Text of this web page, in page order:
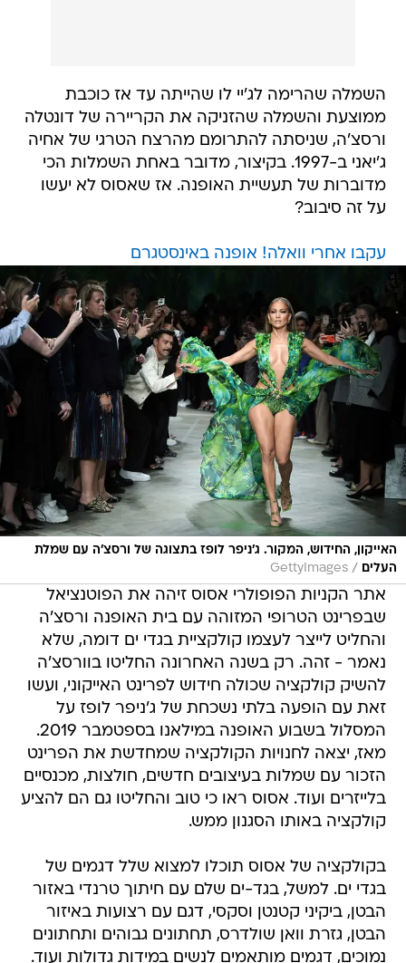
השמלה שהרימה לג'יי לו שהייתה עד אז כוכבת
ממוצעת והשמלה שהזניקה את הקריירה של דונטלה
ורסצ'ה, שניסתה להתרומם מהרצח הטרגי של אחיה
ג'יאני ב-1997. בקיצור, מדובר באחת השמלות הכי
מדוברות של תעשיית האופנה. אז שאסוס לא יעשו
על זה סיבוב?
עקבו אחרי וואלה! אופנה באינסטגרם
האייקון, החידוש, המקור. ג'ניפר לופז בתצוגה של ורסצ'ה עם שמלת
העלים
/
GettyImages
אתר הקניות הפופולרי אסוס זיהה את הפוטנציאל
שבפרינט הטרופי המזוהה עם בית האופנה ורסצ'ה
והחליט לייצר לעצמו קולקציית בגדי ים דומה, שלא
נאמר - זהה. רק בשנה האחרונה החליטו בוורסצ'ה
להשיק קולקציה שכולה חידוש לפרינט האייקוני, ועשו
זאת עם הופעה בלתי נשכחת של ג'ניפר לופז על
המסלול בשבוע האופנה במילאנו בספטמבר 2019.
מאז, יצאה לחנויות הקולקציה שמחדשת את הפרינט
הזכור עם שמלות בעיצובים חדשים, חולצות, מכנסיים
בלייזרים ועוד. אסוס ראו כי טוב והחליטו גם הם להציע
קולקציה באותו הסגנון ממש.
בקולקציה של אסוס תוכלו למצוא שלל דגמים של
בגדי ים. למשל, בגד-ים שלם עם חיתוך טרנדי באזור
הבטן, ביקיני קטנטן וסקסי, דגם עם רצועות באיזור
הבטן, גזרת וואן שולדרס, תחתונים גבוהים ותחתונים
נמוכים, דגמים מותאמים לנשים במידות גדולות ועוד.